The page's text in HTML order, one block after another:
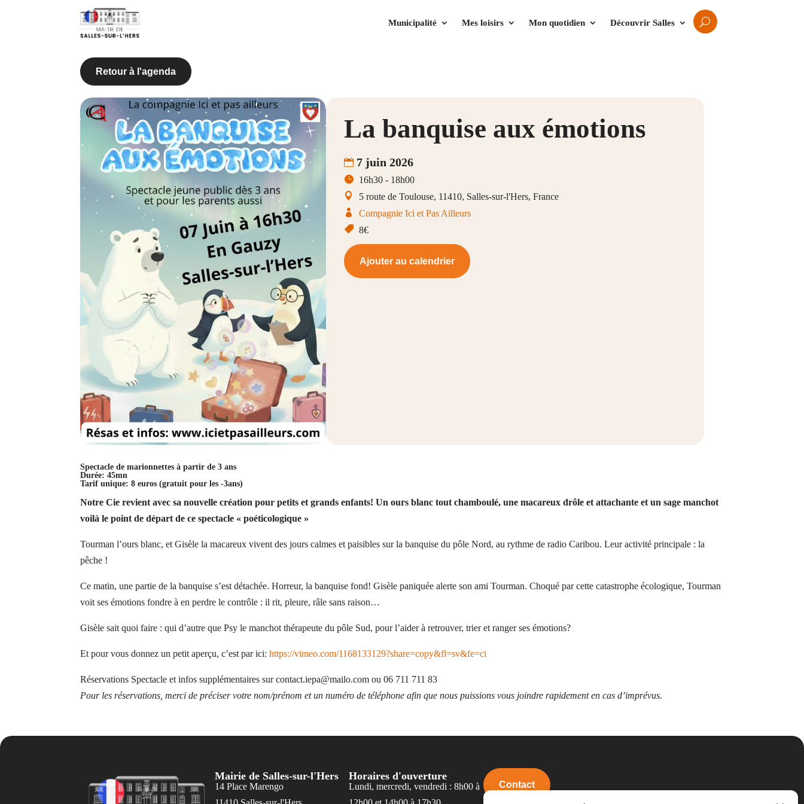
Municipalité Mes loisirs Mon quotidien Découvrir Salles
Retour à l'agenda
La banquise aux émotions
7 juin 2026
16h30 - 18h00
5 route de Toulouse, 11410, Salles-sur-l'Hers, France
Compagnie Ici et Pas Ailleurs
8€
Ajouter au calendrier
Spectacle de marionnettes à partir de 3 ans
Durée: 45mn
Tarif unique: 8 euros (gratuit pour les -3ans)
Notre Cie revient avec sa nouvelle création pour petits et grands enfants! Un ours blanc tout chamboulé, une macareux drôle et attachante et un sage manchot
voilà le point de départ de ce spectacle « poéticologique »
Tourman l’ours blanc, et Gisèle la macareux vivent des jours calmes et paisibles sur la banquise du pôle Nord, au rythme de radio Caribou. Leur activité principale : la
pêche !
Ce matin, une partie de la banquise s’est détachée. Horreur, la banquise fond! Gisèle paniquée alerte son ami Tourman. Choqué par cette catastrophe écologique, Tourman
voit ses émotions fondre à en perdre le contrôle : il rit, pleure, râle sans raison…
Gisèle sait quoi faire : qui d’autre que Psy le manchot thérapeute du pôle Sud, pour l’aider à retrouver, trier et ranger ses émotions?
Et pour vous donnez un petit aperçu, c’est par ici:https://vimeo.com/1168133129?share=copy&fl=sv&fe=ci
Réservations Spectacle et infos supplémentaires sur contact.iepa@mailo.com ou 06 711 711 83
Pour les réservations, merci de préciser votre nom/prénom et un numéro de téléphone afin que nous puissions vous joindre rapidement en cas d’imprévus.
Mairie de Salles-sur-l'Hers
14 Place Marengo
Horaires d'ouverture
Lundi, mercredi, vendredi : 8h00 à
Contact